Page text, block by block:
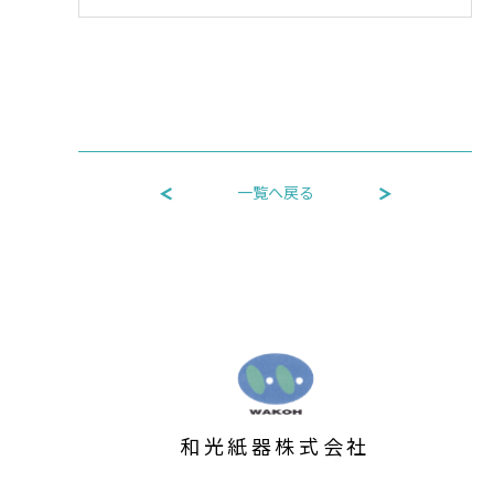
一覧へ戻る
和光紙器株式会社